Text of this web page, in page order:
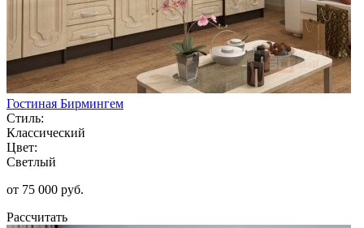
Гостиная Бирмингем
Стиль:
Классический
Цвет:
Светлый
от 75 000 руб.
Рассчитать